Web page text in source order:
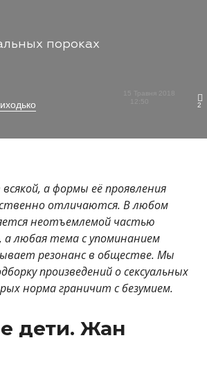
пороках
2
а формы её проявления
отличаются. В любом
неотъемлемой частью
а любая тема с упоминанием
резонанс в обществе. Мы
произведений о сексуальных
норма граничит с безумием.
дети. Жан